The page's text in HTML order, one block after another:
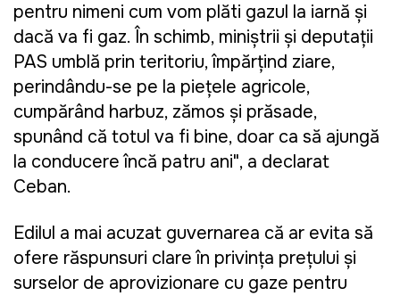
pentru nimeni cum vom plăti gazul la iarnă și
dacă va fi gaz. În schimb, miniștrii și deputații
PAS umblă prin teritoriu, împărțind ziare,
perindându-se pe la piețele agricole,
cumpărând harbuz, zămos și prăsade,
spunând că totul va fi bine, doar ca să ajungă
la conducere încă patru ani", a declarat
Ceban.
Edilul a mai acuzat guvernarea că ar evita să
ofere răspunsuri clare în privința prețului și
surselor de aprovizionare cu gaze pentru